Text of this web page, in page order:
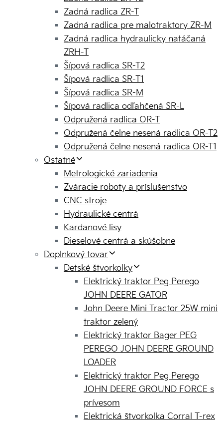
Zadná radlica ZR-T
Zadná radlica pre malotraktory ZR-M
Zadná radlica hydraulicky natáčaná
ZRH-T
Šípová radlica SR-T2
Šípová radlica SR-T1
Šípová radlica SR-M
Šípová radlica odľahčená SR-L
Odpružená radlica OR-T
Odpružená čelne nesená radlica OR-T2
Odpružená čelne nesená radlica OR-T1
Ostatné
Metrologické zariadenia
Zváracie roboty a príslušenstvo
CNC stroje
Hydraulické centrá
Kardanové lisy
Dieselové centrá a skúšobne
Doplnkový tovar
Detské štvorkolky
Elektrický traktor Peg Perego
JOHN DEERE GATOR
John Deere Mini Tractor 25W mini
traktor zelený
Elektrický traktor Bager PEG
PEREGO JOHN DEERE GROUND
LOADER
Elektrický traktor Peg Perego
JOHN DEERE GROUND FORCE s
prívesom
Elektrická štvorkolka Corral T-rex